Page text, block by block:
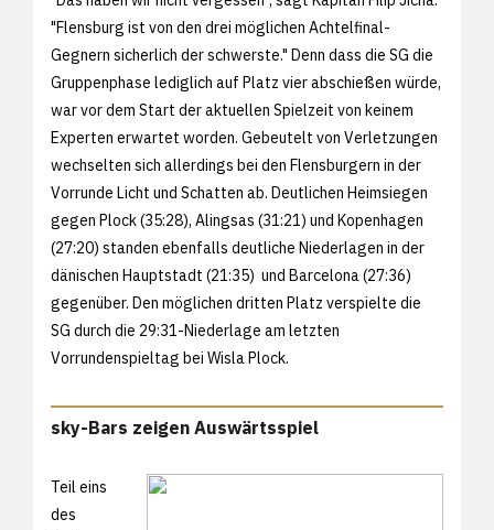
"Flensburg ist von den drei möglichen Achtelfinal-
Gegnern sicherlich der schwerste." Denn dass die SG die
Gruppenphase lediglich auf Platz vier abschießen würde,
war vor dem Start der aktuellen Spielzeit von keinem
Experten erwartet worden. Gebeutelt von Verletzungen
wechselten sich allerdings bei den Flensburgern in der
Vorrunde Licht und Schatten ab. Deutlichen Heimsiegen
gegen Plock (35:28), Alingsas (31:21) und Kopenhagen
(27:20) standen ebenfalls deutliche Niederlagen in der
dänischen Hauptstadt (21:35) und Barcelona (27:36)
gegenüber. Den möglichen dritten Platz verspielte die
SG durch die 29:31-Niederlage am letzten
Vorrundenspieltag bei Wisla Plock.
sky-Bars zeigen Auswärtsspiel
Teil eins
des